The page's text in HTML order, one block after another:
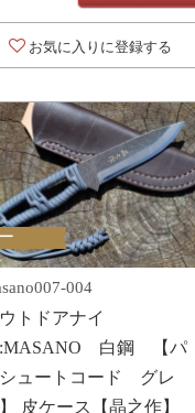
お気に入りに登録する
004
トドアナイ
白鋼 【パ
ュートコード グレ
皮ケース【晶之作】